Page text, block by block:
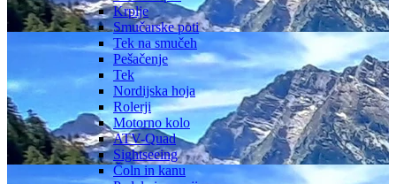
Krplje
Smučarske poti
Tek na smučeh
Pešačenje
Tek
Nordijska hoja
Rolerji
Motorno kolo
ATV-Quad
Sightseeing
Čoln in kanu